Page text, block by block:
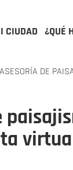
CIUDAD ¿QUÉ
DE